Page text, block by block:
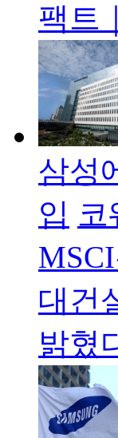
팩트
삼성
입 코
대건
밝혔